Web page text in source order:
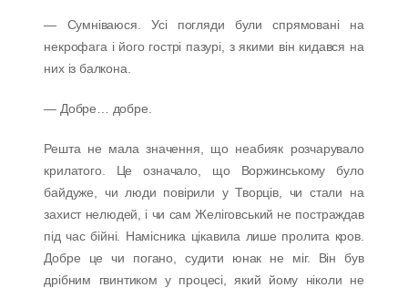
— Сумніваюся. Усі погляди були спрямовані на
некрофага і його гострі пазурі, з якими він кидався на
них із балкона.
— Добре… добре.
Решта не мала значення, що неабияк розчарувало
крилатого. Це означало, що Воржинському було
байдуже, чи люди повірили у Творців, чи стали на
захист нелюдей, і чи сам Желіговський не постраждав
під час бійні. Намісника цікавила лише пролита кров.
Добре це чи погано, судити юнак не міг. Він був
дрібним гвинтиком у процесі, який йому ніколи не